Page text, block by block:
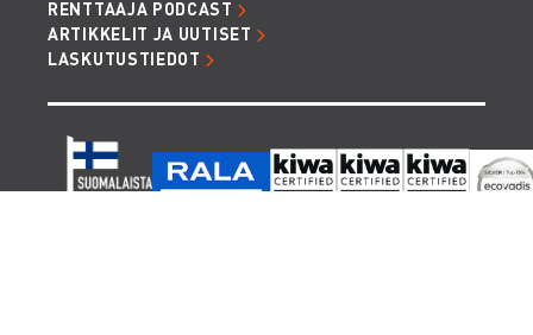
RENTTAAJA PODCAST
ARTIKKELIT JA UUTISET
LASKUTUSTIEDOT